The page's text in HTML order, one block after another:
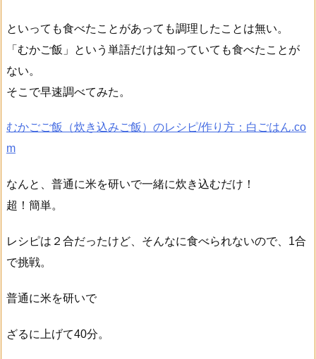
といっても食べたことがあっても調理したことは無い。
「むかご飯」という単語だけは知っていても食べたことが
ない。
そこで早速調べてみた。
むかごご飯（炊き込みご飯）のレシピ/作り方：白ごはん.co
m
なんと、普通に米を研いで一緒に炊き込むだけ！
超！簡単。
レシピは２合だったけど、そんなに食べられないので、1合
で挑戦。
普通に米を研いで
ざるに上げて40分。